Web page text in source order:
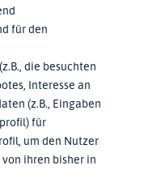
für den
die besuchten
Interesse an
(z.B., Eingaben
für
um den Nutzer
ihren bisher in